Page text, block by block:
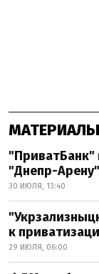
"ПриватБанк"
"Днепр-
30 ИЮЛЯ, 13:40
к
29 ИЮЛЯ, 06:00